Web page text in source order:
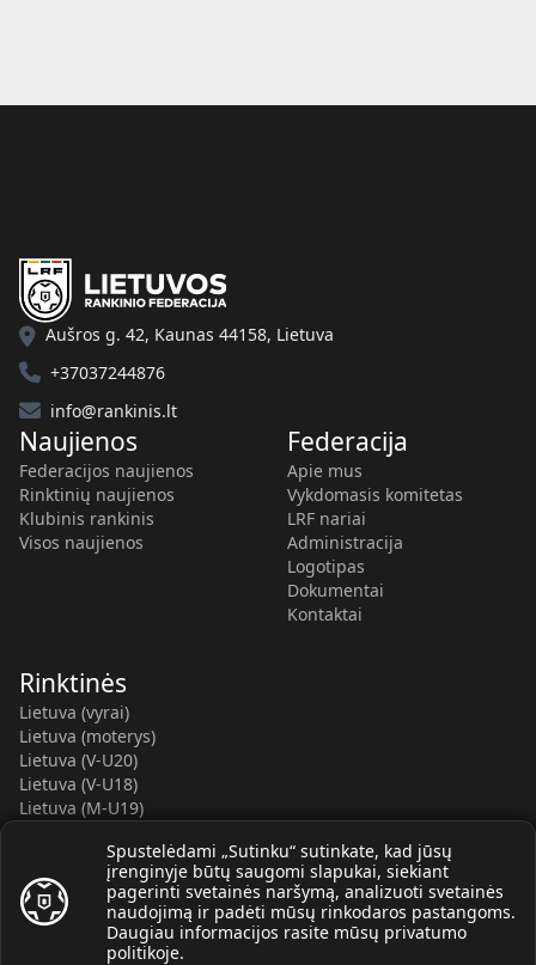
Spustelėdami „Sutinku“ sutinkate, kad jūsų
įrenginyje būtų saugomi slapukai, siekiant
pagerinti svetainės naršymą, analizuoti svetainės
naudojimą ir padėti mūsų rinkodaros pastangoms.
Daugiau informacijos rasite mūsų privatumo
politikoje.
Aušros g. 42, Kaunas 44158, Lietuva
+37037244876
info@rankinis.lt
Naujienos
Federacijos naujienos
Rinktinių naujienos
Klubinis rankinis
Visos naujienos
Federacija
Apie mus
Vykdomasis komitetas
LRF nariai
Administracija
Logotipas
Dokumentai
Kontaktai
Rinktinės
Lietuva (vyrai)
Lietuva (moterys)
Lietuva (V-U20)
Lietuva (V-U18)
Lietuva (M-U19)
Lietuva (M-U16)